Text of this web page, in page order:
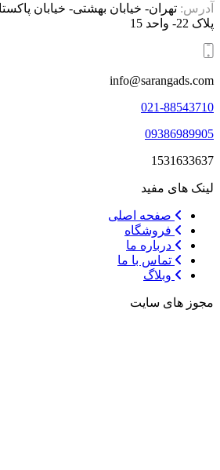
آدرس: تهران- خیابان بهشتی- خیابان
پلاک 22- واحد 15
info@sarangads.com
021-88543710
09386989905
1531633637
لینک های مفید
صفحه اصلی
فروشگاه
درباره ما
تماس با ما
وبلاگ
مجوز های سایت